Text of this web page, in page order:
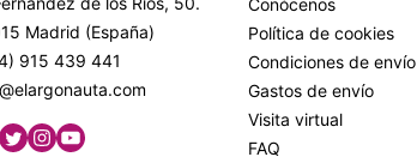
Madrid (España)
915 439 441
Conócenos
Política de cookies
Condiciones de envío
Gastos de envío
Visita virtual
FAQ